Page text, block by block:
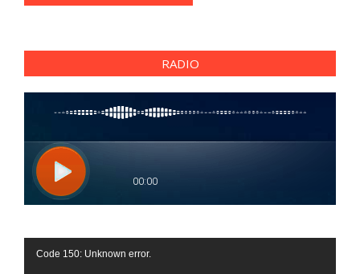
RADIO
Reproductor
Code 150: Unknown error.